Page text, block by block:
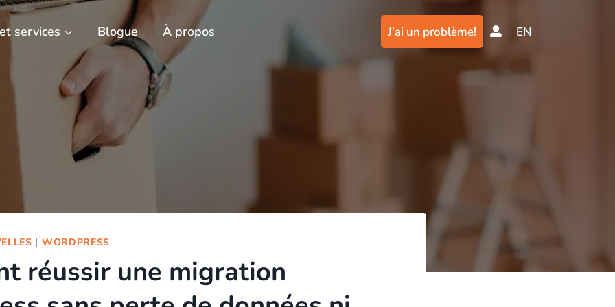
services Blogue À propos J’ai un problème! EN
| WORDPRESS
réussir une migration